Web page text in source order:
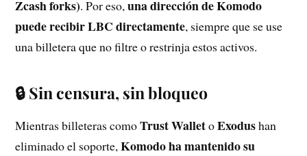
Zcash forks). Por eso,una dirección de Komodo
puede recibir LBC directamente, siempre que se use
una billetera que no filtre o restrinja estos activos.
🔒 Sin censura, sin bloqueo
Mientras billeteras comoTrust WalletoExodushan
eliminado el soporte,Komodo ha mantenido su